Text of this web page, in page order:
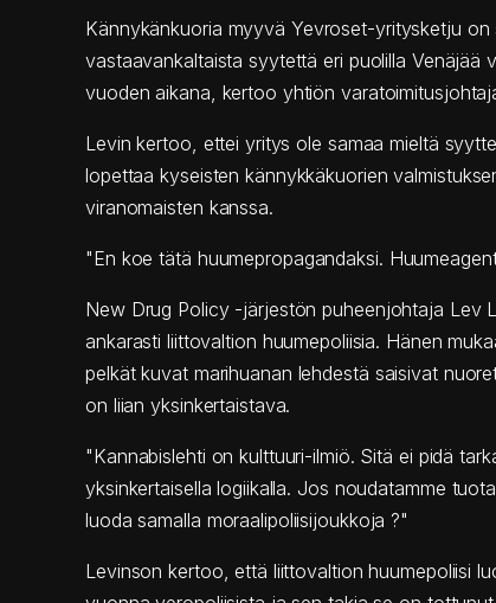
Kännykänkuoria myyvä Yevroset-yritysketju on
vastaavankaltaista syytettä eri puolilla Venäjää
vuoden aikana, kertoo yhtiön
Levin kertoo, ettei yritys ole samaa mieltä
lopettaa kyseisten kännykkäkuorien
viranomaisten kanssa.
"En koe tätä huumepropagandaksi.
New Drug Policy -järjestön puheenjohtaja Lev
ankarasti liittovaltion huumepoliisia. Hänen
pelkät kuvat marihuanan lehdestä saisivat
on liian yksinkertaistava.
"Kannabislehti on kulttuuri-ilmiö. Sitä ei pidä
yksinkertaisella logiikalla. Jos noudatamme
luoda samalla moraalipoliisijoukkoja ?"
Levinson kertoo, että liittovaltion huumepoliisi